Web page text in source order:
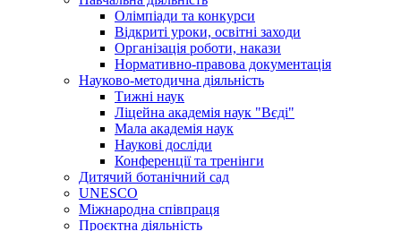
Олімпіади та конкурси
Відкриті уроки, освітні заходи
Організація роботи, накази
Нормативно-правова документація
Науково-методична діяльність
Тижні наук
Ліцейна академія наук "Вєді"
Мала академія наук
Наукові досліди
Конференції та тренінги
Дитячий ботанічний сад
UNESCO
Міжнародна співпраця
Проєктна діяльність